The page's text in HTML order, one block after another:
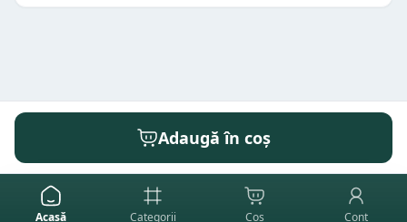
Adaugă în coș
Acasă Categorii Coș Cont